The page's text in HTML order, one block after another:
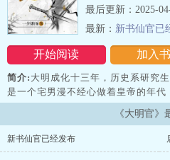
开始阅读 加入
最后更新：2025-
最新： 新书仙官已
简介: 大明成化十三年，历史系研
是一个宅男漫不经心做着皇帝的
代， 这也是忠奸正邪黑白分明的
《大明官》
新书仙官已经发布